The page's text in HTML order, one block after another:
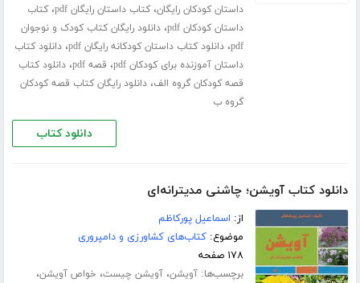
داستان کودکان رایگان،کتاب داستان رایگان pdf ،کتاب
داستان کودکان pdf
،دانلود رایگان کتاب کودک و نوجوان
pdf،دانلود کتاب داستان کودکانه رایگان pdf ،دانلود کتاب
داستان آموزنده برای کودکان pdf
، قصه pdf ،دانلود کتاب
قصه کودکان گروه الف،دانلود رایگان کتاب قصه کودکان
گروه ب
دانلود کتاب
دانلود کتاب آویشن؛ چاشنی مدیترانه‌ای
از: اسماعیل پورکاظم
موضوع:کتاب‌های کشاورزی و دامپروری
۱۷۸ صفحه
برچسب‌ها:آویشن،آویشن چیست، خواص آویشن،